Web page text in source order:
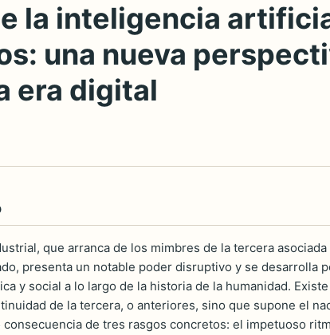
la inteligencia
una nueva
era digital
que arranca de los mimbres de la tercera
presenta un notable poder disruptivo y se desarrolla
y social a lo largo de la historia de la humanidad.
de la tercera, o anteriores, sino que supone el
consecuencia de tres rasgos concretos: el impetuoso